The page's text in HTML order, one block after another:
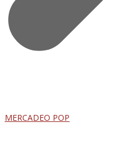
MERCADEO POP